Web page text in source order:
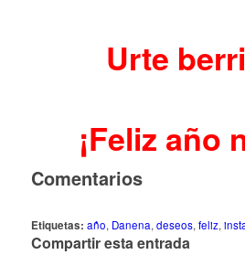
Urte
¡Feliz año
Comentarios
Etiquetas: año, Danena, deseos, feliz,
Compartir esta entrada